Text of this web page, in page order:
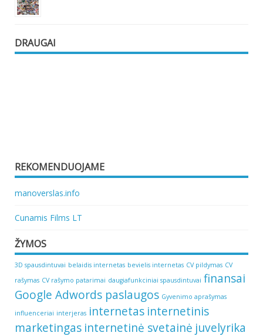
DRAUGAI
REKOMENDUOJAME
manoverslas.info
Cunamis Films LT
ŽYMOS
3D spausdintuvai belaidis internetas bevielis internetas CV pildymas CV
rašymas CV rašymo patarimai daugiafunkciniai spausdintuvai finansai
Google Adwords paslaugos Gyvenimo aprašymas
influenceriai interjeras internetas internetinis
marketingas internetinė svetainė juvelyrika